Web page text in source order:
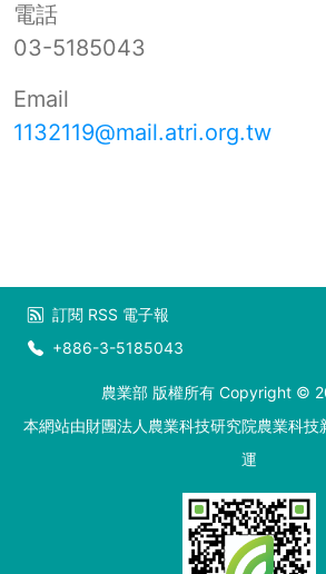
電話
03-5185043
Email
1132119@mail.atri.org.tw
訂閱 RSS 電子報
+886-3-5185043
農業部 版權所有 Copyright ©
本網站由財團法人農業科技研究院農業科技
運